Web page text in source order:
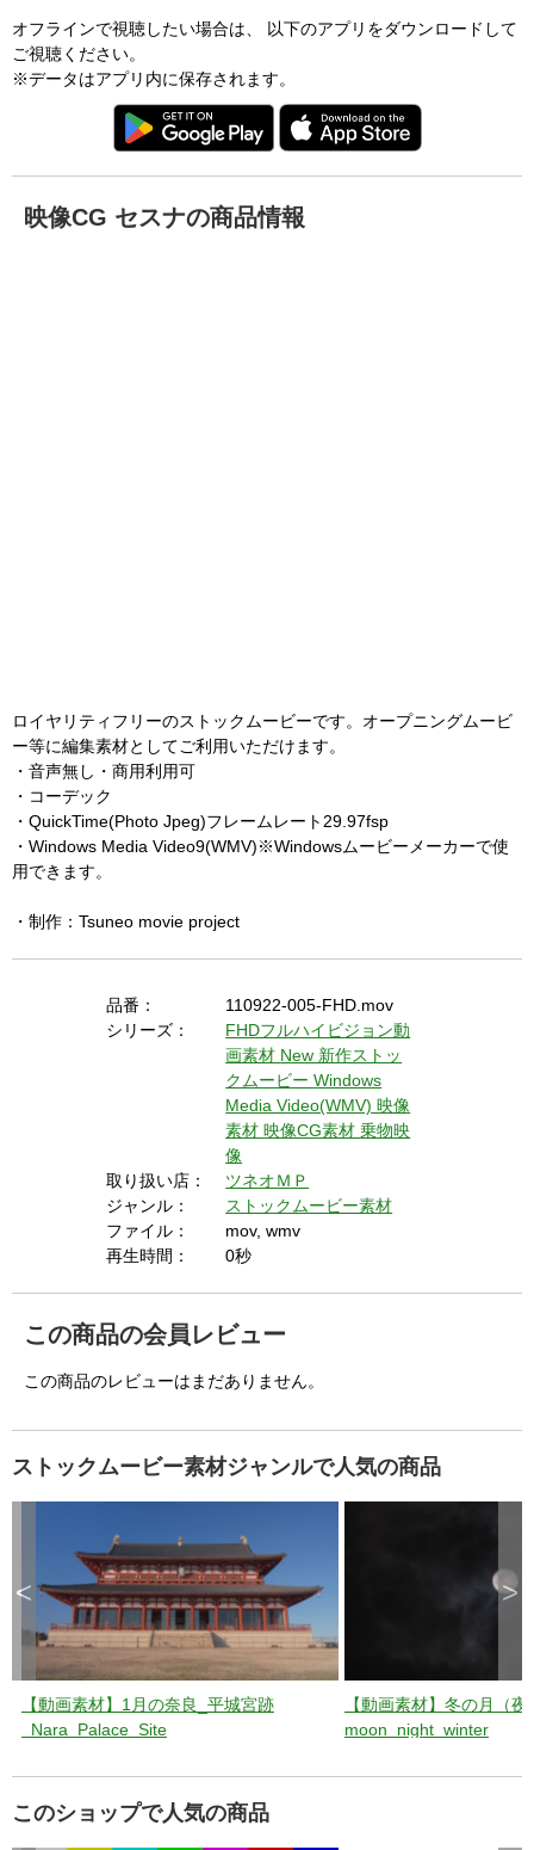
オフラインで視聴したい場合は、 以下のアプリをダウンロードして
ご視聴ください。
※データはアプリ内に保存されます。
映像CG セスナの商品情報
ロイヤリティフリーのストックムービーです。オープニングムービ
ー等に編集素材としてご利用いただけます。
・音声無し・商用利用可
・コーデック
・QuickTime(Photo Jpeg)フレームレート29.97fsp
・Windows Media Video9(WMV)※Windowsムービーメーカーで使
用できます。
・制作：Tsuneo movie project
品番：
110922-005-FHD.mov
シリーズ：
FHDフルハイビジョン動
画素材 New 新作ストッ
クムービーWindows
Media Video(WMV) 映像
素材映像CG素材乗物映
像
取り扱い店：
ツネオＭＰ
ジャンル：
ストックムービー素材
ファイル：
mov, wmv
再生時間：
0秒
この商品の会員レビュー
この商品のレビューはまだありません。
ストックムービー素材ジャンルで人気の商品
【動画素材】1月の奈良_平城宮跡
_Nara_Palace_Site
【動画素材】冬の月（夜
moon_night_winter
< >
このショップで人気の商品